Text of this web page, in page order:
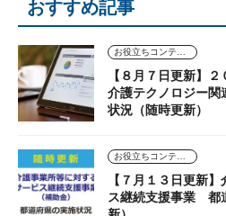
おすすめ記事
お役立ちコンテンツ
【８月７日更新】
介護テクノロジー
状況（随時更新）
お役立ちコンテンツ
【７月１３日更新
ス継続支援事業 都